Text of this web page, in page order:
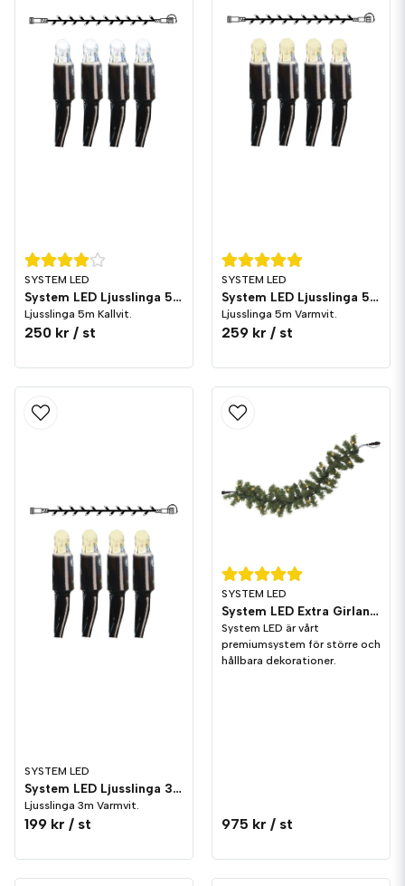
SYSTEM LED
System LED Ljusslinga 5m Kallvit Svart
Ljusslinga 5m Kallvit.
250 kr / st
SYSTEM LED
System LED Ljusslinga 5m Varmvit Svart
Ljusslinga 5m Varmvit.
259 kr / st
SYSTEM LED
System LED Ljusslinga 3m Varmvit Svart
Ljusslinga 3m Varmvit.
199 kr / st
SYSTEM LED
System LED Extra Girland 6m
System LED är vårt
premiumsystem för större och
hållbara dekorationer.
975 kr / st